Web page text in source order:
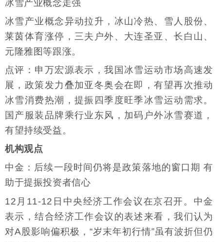
冰雪产业概念走强
冰雪产业概念异动拉升，冰山冷热、雪人股份、
莱茵体育涨停，三夫户外、大连圣亚、长白山、
元隆雅图等跟涨。
点评：申万宏源表示，我国冰雪运动市场高速发
展，政策发力叠加亚冬奥会在即，有望再次推动
冰雪消费热潮，提振四季度旺季冰雪运动需求。
国产服装品牌乘行业东风，加码户外冰雪赛道，
有望持续受益。
机构观点
中金：后续一段时间仍将是政策落地的窗口期 有
助于提振投资者信心
12月11-12日中央经济工作会议在京召开。中金
表示，结合经济工作会议的表述来看，我们认为
对A股影响偏积极，“岁末年初行情”虽有波折但仍